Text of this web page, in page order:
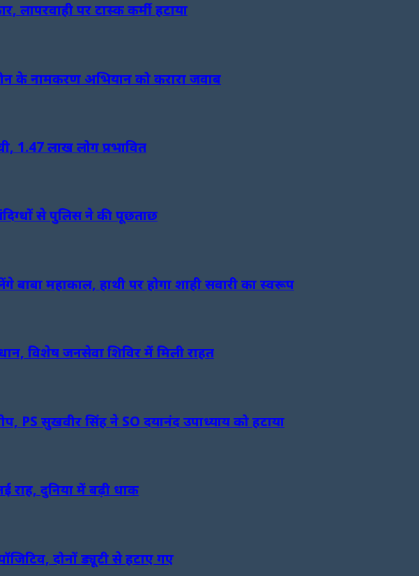
पर टास्क कर्मी हटाया
के नामकरण अभियान को करारा जवाब
1.47 लाख लोग प्रभावित
से पुलिस ने की पूछताछ
महाकाल, हाथी पर होगा शाही सवारी का स्वरूप
विशेष जनसेवा शिविर में मिली राहत
PS सुखवीर सिंह ने SO दयानंद उपाध्याय को हटाया
राह, दुनिया में बढ़ी धाक
दोनों ड्यूटी से हटाए गए